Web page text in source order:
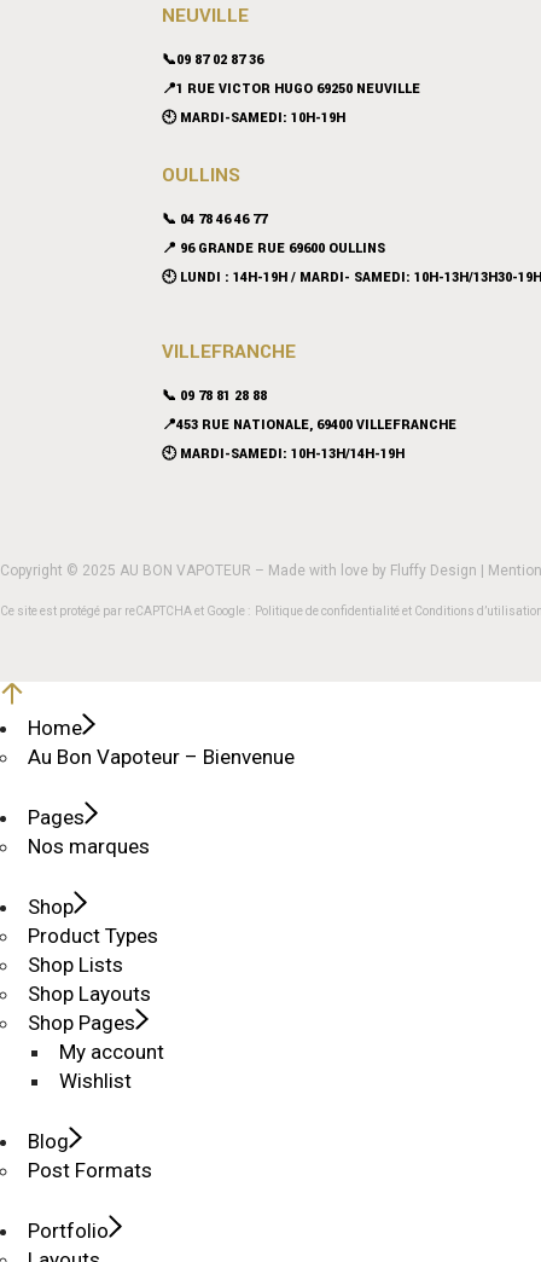
NEUVILLE
📞09 87 02 87 36
📍1 RUE VICTOR HUGO 69250 NEUVILLE
🕙 MARDI-SAMEDI: 10H-19H
OULLINS
📞 04 78 46 46 77
📍 96 GRANDE RUE 69600 OULLINS
🕙 LUNDI : 14H-19H / MARDI- SAMEDI: 10H-13H/13H30-19H
VILLEFRANCHE
📞 09 78 81 28 88
📍453 RUE NATIONALE, 69400 VILLEFRANCHE
🕙 MARDI-SAMEDI: 10H-13H/14H-19H
Copyright © 2025 AU BON VAPOTEUR – Made with love by Fluffy Design |
Ce site est protégé par reCAPTCHA et Google : Politique de confidentialitéet Conditions d’utilisation
Home
Au Bon Vapoteur – Bienvenue
Pages
Nos marques
Shop
Product Types
Shop Lists
Shop Layouts
Shop Pages
My account
Wishlist
Blog
Post Formats
Portfolio